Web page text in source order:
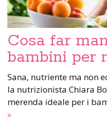
Cosa far
bambini per
Sana, nutriente ma non
la nutrizionista Chiara
merenda ideale per i
»